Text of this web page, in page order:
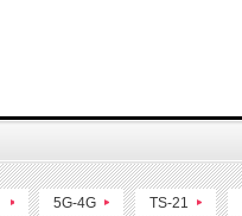
5G-4G TS-21